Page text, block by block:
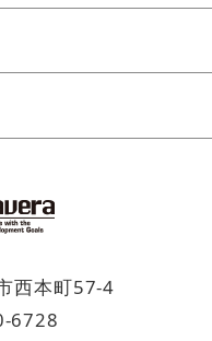
西本町57-4
6728